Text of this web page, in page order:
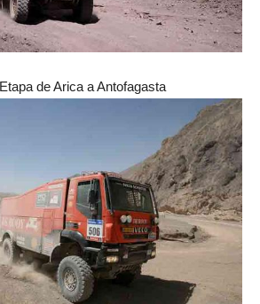
de Arica a Antofagasta